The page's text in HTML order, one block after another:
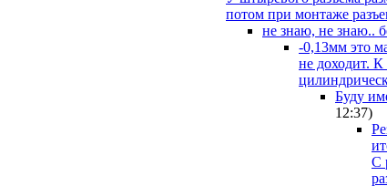
потом при монтаже
не знаю, не знаю..
-0,13мм это
не доходит.
Буду
12:37)
C